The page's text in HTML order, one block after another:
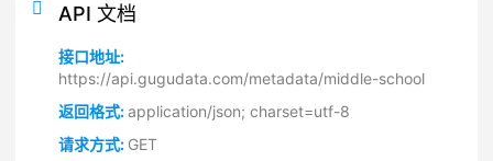
API 文档
接口地址:
https://api.gugudata.com/metadata/middle-school
返回格式:application/json; charset=utf-8
请求方式: GET